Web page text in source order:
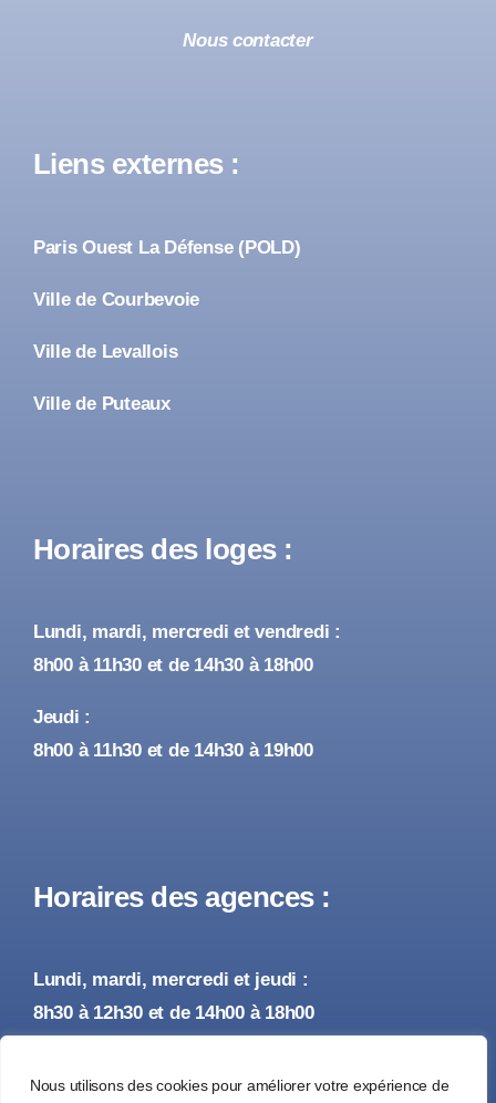
Nous utilisons des cookies pour améliorer votre expérience de
Nous contacter
Liens externes :
Paris Ouest La Défense (POLD)
Ville de Courbevoie
Ville de Levallois
Ville de Puteaux
Horaires des loges :
Lundi, mardi, mercredi et vendredi :
8h00 à 11h30 et de 14h30 à 18h00
Jeudi :
8h00 à 11h30 et de 14h30 à 19h00
Horaires des agences :
Lundi, mardi, mercredi et jeudi :
8h30 à 12h30 et de 14h00 à 18h00
8h30 à 12h30 et de 14h00 à 17h00